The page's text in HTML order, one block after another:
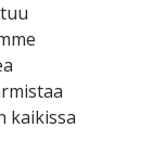
kaikissa